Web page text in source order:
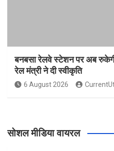
बनबसा रेलवे स्टेशन पर अब
रेल मंत्री ने दी स्वीकृति
6 August 2026
सोशल मीडिया वायरल